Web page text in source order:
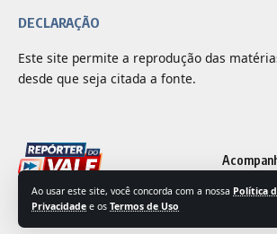
Ao usar este site, você concorda com a nossa Política
Privacidade e os Termos de Uso
DECLARAÇÃO
Este site permite a reprodução das
desde que seja citada a fonte.
© 2025 Jornal Repórter do Vale | Desenvolvido por